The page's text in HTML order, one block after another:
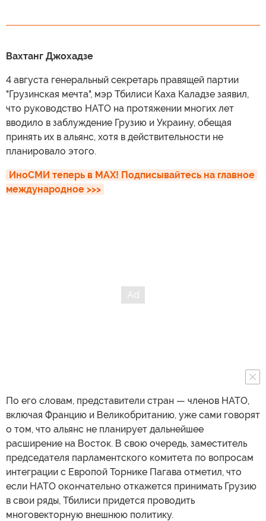
Вахтанг Джохадзе
4 августа генеральный секретарь правящей партии
"Грузинская мечта", мэр Тбилиси Каха Каладзе заявил,
что руководство НАТО на протяжении многих лет
вводило в заблуждение Грузию и Украину, обещая
принять их в альянс, хотя в действительности не
планировало этого.
ИноСМИ теперь в MAX! Подписывайтесь на главное
международное >>>
По его словам, представители стран — членов НАТО,
включая Францию и Великобританию, уже сами говорят
о том, что альянс не планирует дальнейшее
расширение на Восток. В свою очередь, заместитель
председателя парламентского комитета по вопросам
интеграции с Европой Торнике Пагава отметил, что
если НАТО окончательно откажется принимать Грузию
в свои ряды, Тбилиси придется проводить
многовекторную внешнюю политику.